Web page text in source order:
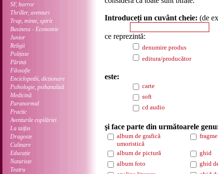
SF, horror
Thriller, aventuri
Trup, minte, spirit
Business - Economie
Junior
Religii
Polițiste
Părinți
Filosofie
Enciclopedii, dicționare
Psihologie, psihanaliză
Medicină
Paranormal
Practic
Aventurile copilăriei
La taifas
Dragoste
Culinare
Educație
Naturiste
Teatru
Introduceți un cuvânt cheie: (de
ce reprezintă:
denumire produs
editura/producător
este:
carte
soft
cd audio
şi face parte din următoarele
album de grafică
umoristică
album de pictură
ghid
album foto
ghid